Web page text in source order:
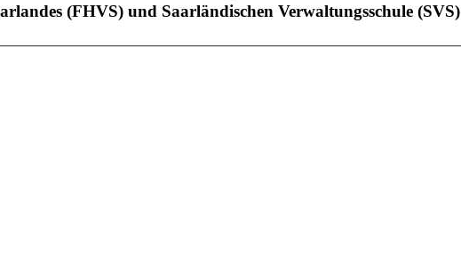
(FHVS) und Saarländischen Verwaltungsschule (SVS)